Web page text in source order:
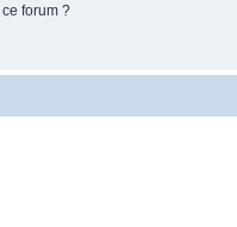
forum ?